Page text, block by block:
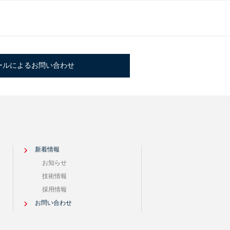
ルによるお問い合わせ
新着情報
お知らせ
技術情報
採用情報
お問い合わせ